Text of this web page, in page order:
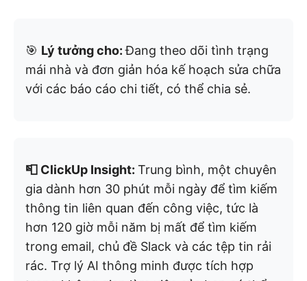
🎯 Lý tưởng cho:Đang theo dõi tình trạng
mái nhà và đơn giản hóa kế hoạch sửa chữa
với các báo cáo chi tiết, có thể chia sẻ.
📮 ClickUp Insight: Trung bình, một chuyên
gia dành hơn 30 phút mỗi ngày để tìm kiếm
thông tin liên quan đến công việc, tức là
hơn 120 giờ mỗi năm bị mất để tìm kiếm
trong email, chủ đề Slack và các tệp tin rải
rác. Trợ lý AI thông minh được tích hợp